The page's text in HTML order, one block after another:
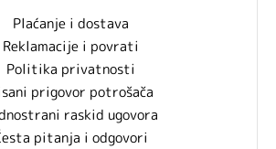
Plaćanje i dostava
Reklamacije i povrati
Politika privatnosti
prigovor potrošača
raskid ugovora
pitanja i odgovori